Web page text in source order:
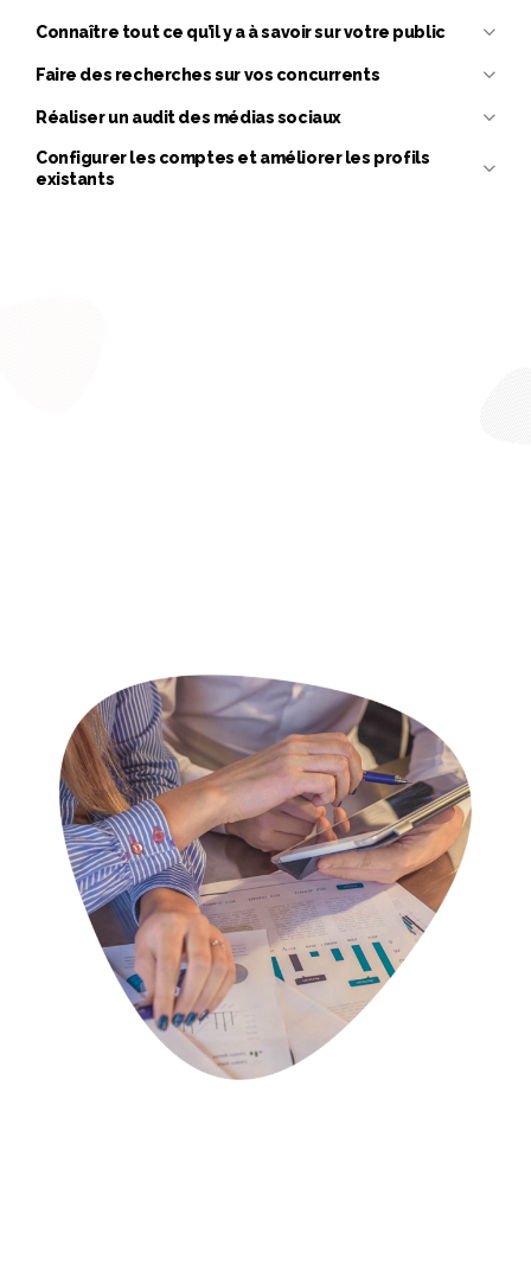
Connaître tout ce qu’il y a à savoir sur votre public
Faire des recherches sur vos concurrents
Réaliser un audit des médias sociaux
Configurer les comptes et améliorer les profils
existants